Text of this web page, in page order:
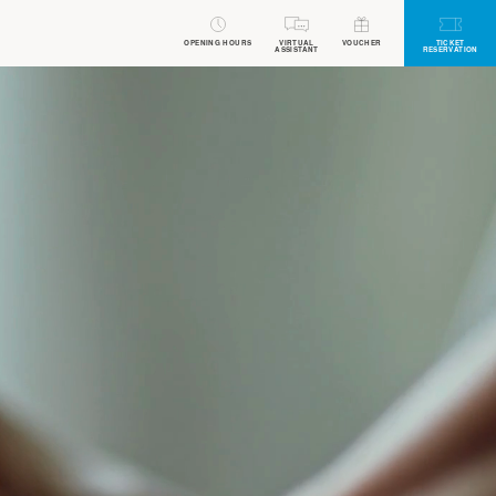
OPENING HOURS VIRTUAL
ASSISTANT
VOUCHER TICKET
RESERVATION